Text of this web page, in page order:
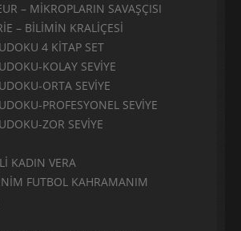
– MİKROPLARIN SAVAŞÇISI
– BİLİMİN KRALİÇESİ
4 KİTAP SET
KOLAY SEVİYE
ORTA SEVİYE
PROFESYONEL SEVİYE
ZOR SEVİYE
KADIN VERA
FUTBOL KAHRAMANIM